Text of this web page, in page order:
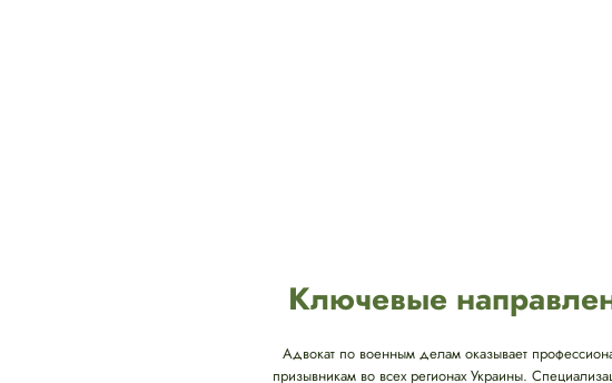
Ключевые
Адвокат по военным делам оказывает
призывникам во всех регионах Украины.